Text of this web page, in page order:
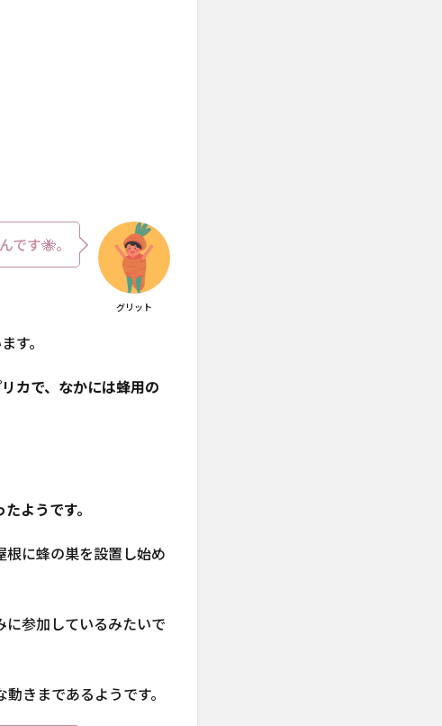
グリット
です🐝。
す。
カで、なかには蜂用の
ようです。
根に蜂の巣を設置し始め
に参加しているみたいで
きまであるようです。